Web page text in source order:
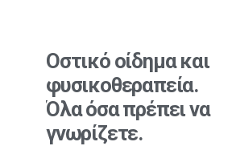
Οστικό οίδημα και
φυσικοθεραπεία.
Όλα όσα πρέπει να
γνωρίζετε.